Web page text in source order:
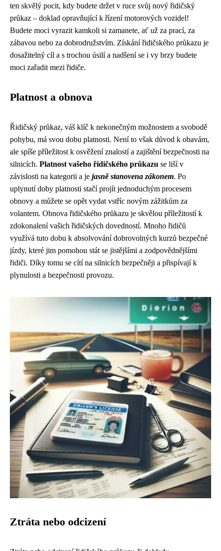
ten skvělý pocit, kdy budete držet v ruce svůj nový řidičský
průkaz – doklad opravňující k řízení motorových vozidel!
Budete moci vyrazit kamkoli si zamanete, ať už za prací, za
zábavou nebo za dobrodružstvím. Získání řidičského průkazu je
dosažitelný cíl a s trochou úsilí a nadšení se i vy brzy budete
moci zařadit mezi řidiče.
Platnost a obnova
Řidičský průkaz, váš klíč k nekonečným možnostem a svobodě
pohybu, má svou dobu platnosti. Není to však důvod k obavám,
ale spíše příležitost k osvěžení znalostí a zajištění bezpečnosti na
silnicích. Platnost vašeho řidičského průkazu se liší v
závislosti na kategorii a je jasně stanovena zákonem. Po
uplynutí doby platnosti stačí projít jednoduchým procesem
obnovy a můžete se opět vydat vstříc novým zážitkům za
volantem. Obnova řidičského průkazu je skvělou příležitostí k
zdokonalení vašich řidičských dovedností. Mnoho řidičů
využívá tuto dobu k absolvování dobrovolných kurzů bezpečné
jízdy, které jim pomohou stát se jistějšími a zodpovědnějšími
řidiči. Díky tomu se cítí na silnicích bezpečněji a přispívají k
plynulosti a bezpečnosti provozu.
Ztráta nebo odcizení